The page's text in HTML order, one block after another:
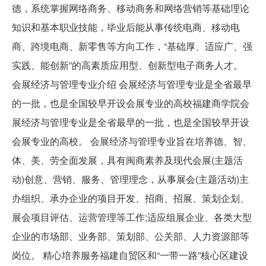
德，系统掌握网络商务、移动商务和网络营销等基础理论
知识和基本职业技能，毕业后能从事传统电商、移动电
商、跨境电商、新零售等方向工作，“基础厚、适应广、强
实践、能创新”的高素质应用型、创新型电子商务人才。
会展经济与管理专业介绍 会展经济与管理专业是全省最早
的一批，也是全国较早开设会展专业的高校福建商学院会
展经济与管理专业是全省最早的一批，也是全国较早开设
会展专业的高校。 会展经济与管理专业旨在培养德、智、
体、美、劳全面发展，具有闽商素养及现代会展(主题活
动)创意、营销、服务、管理理念，从事展会(主题活动)主
办组织、承办企业的项目开发、招商、招展、策划企划、
展会项目评估、运营管理等工作;适应组展企业、各类大型
企业的市场部、业务部、策划部、公关部、人力资源部等
岗位。 精心培养服务福建自贸区和“一带一路”核心区建设